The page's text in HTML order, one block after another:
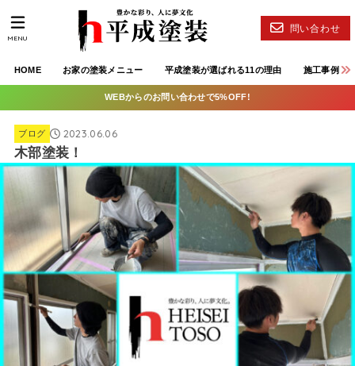
HOME お家の塗装メニュー 平成塗装が選ばれる11の理由 施工事例
問い合わせ
MENU
WEBからのお問い合わせで5%OFF!
ブログ 2023.06.06
木部塗装！